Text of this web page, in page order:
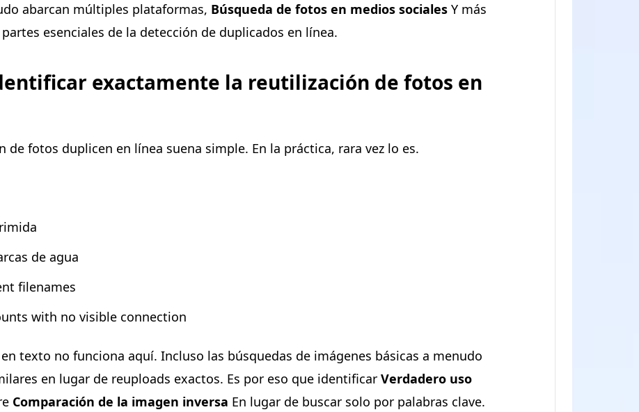
abarcan múltiples plataformas, Búsqueda de fotos en medios sociales Y más
partes esenciales de la detección de duplicados en línea.
exactamente la reutilización de fotos en
fotos duplicen en línea suena simple. En la práctica, rara vez lo es.
de agua
filenames
with no visible connection
texto no funciona aquí. Incluso las búsquedas de imágenes básicas a menudo
en lugar de reuploads exactos. Es por eso que identificar Verdadero uso
Comparación de la imagen inversa En lugar de buscar solo por palabras clave.